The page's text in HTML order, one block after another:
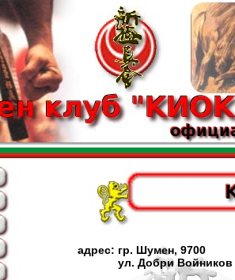
адрес: гр. Шумен, 9700
ул. Добри Войников